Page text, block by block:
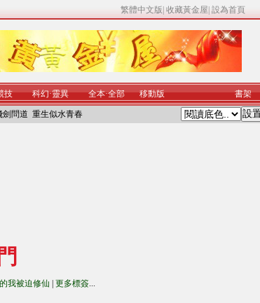
繁體中文版 收藏黃金屋 設為首頁
技 科幻·靈異 全本·全部 移動版 書架
劍問道 重生似水青春
我被迫修仙 更多標簽...